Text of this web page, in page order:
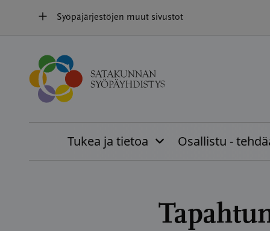
sisältöön
Syöpäjärjestöjen muut sivustot
Tukea ja tietoa Osallistu -